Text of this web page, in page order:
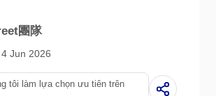
團隊
Jun 2026
tôi làm lựa chọn ưu tiên trên